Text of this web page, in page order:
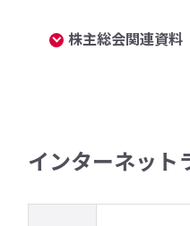
株主総会関連資料
インターネット